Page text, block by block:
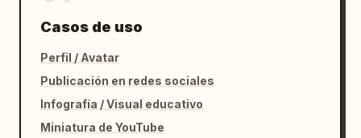
Casos de uso
Perfil / Avatar
Publicación en redes sociales
Infografía / Visual educativo
Miniatura de YouTube